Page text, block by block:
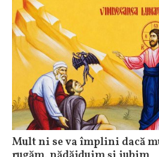
Mult ni se va împlini dacă